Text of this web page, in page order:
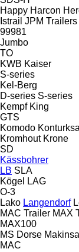
Happy Harcon
Istrail JPM Trailers
99981
Jumbo
TO
KWB Kaiser
S-series
Kel-Berg
D-series S-series
Kempf King
GTS
Komodo
Kromhout Krone
SD
Kässbohrer
LB SLA
Kögel
LAG
O-3
Lako Langendorf
MAC Trailer MAX
MAX100
MS Dorse
MAC